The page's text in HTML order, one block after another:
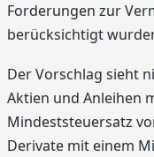
Forderungen zur
berücksichtigt
Der Vorschlag sieht
Aktien und Anleihen
Mindeststeuersatz
Derivate mit einem